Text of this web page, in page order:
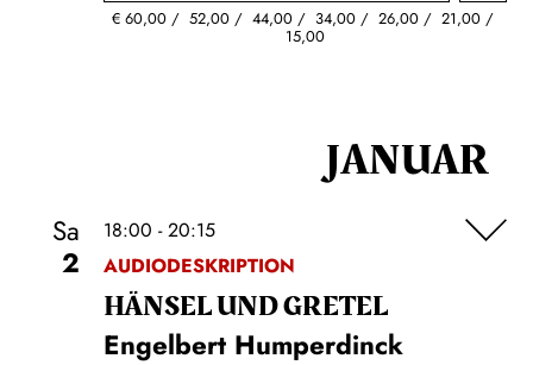
€60,00 52,00 44,00 34,00 26,00 21,00
15,00
JANUAR
Sa
2
18:00 - 20:15
AUDIODESKRIPTION
HÄNSEL UND GRETEL
Engelbert Humperdinck